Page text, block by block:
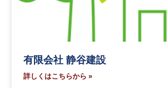
有限会社 静谷建設
詳しくはこちらから »